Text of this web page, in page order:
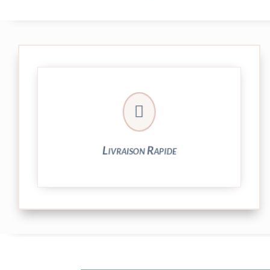

Livraison Rapide
Votre commande est expédiée sous 24/48h
et livrée par Colissimo.